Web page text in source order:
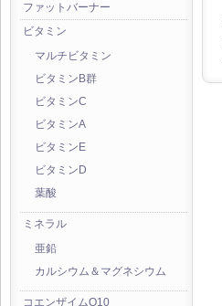
ファットバーナー
ビタミン
マルチビタミン
ビタミンB群
ビタミンC
ビタミンA
ビタミンE
ビタミンD
葉酸
ミネラル
亜鉛
カルシウム＆マグネシウム
コエンザイムQ10